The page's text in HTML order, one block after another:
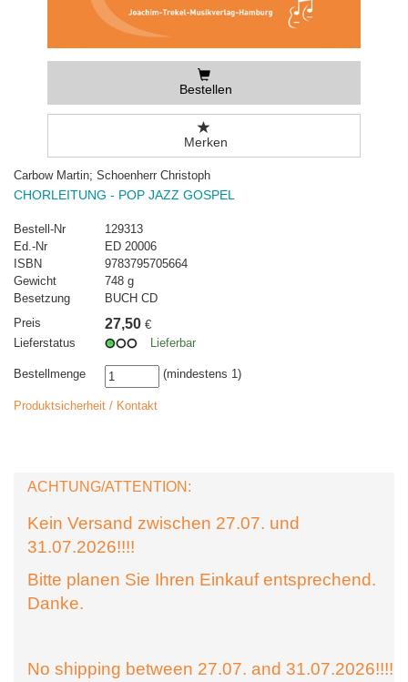
Bestellen
Merken
Carbow Martin; Schoenherr Christoph
CHORLEITUNG - POP JAZZ GOSPEL
Bestell-Nr
129313
Ed.-Nr
ED 20006
ISBN
9783795705664
Gewicht
748 g
Besetzung
BUCH CD
Preis
27,50 €
Lieferstatus
Lieferbar
Bestellmenge (mindestens 1)
Produktsicherheit / Kontakt
ACHTUNG/ATTENTION:
Kein Versand zwischen 27.07. und
31.07.2026!!!!
Bitte planen Sie Ihren Einkauf entsprechend.
Danke.
No shipping between 27.07. and 31.07.2026!!!!